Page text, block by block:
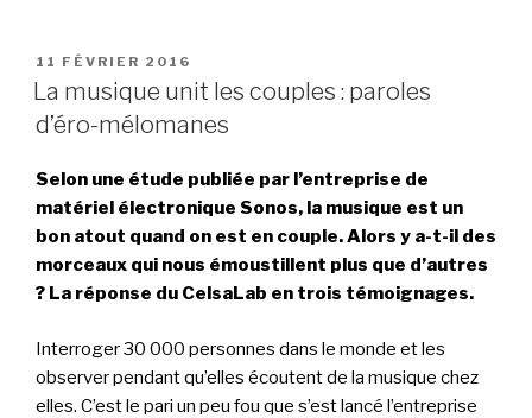
PUBLIÉ
LE
11 FÉVRIER 2016
La musique unit les couples : paroles
d’éro-mélomanes
Selon une étude publiée par l’entreprise de
matériel électronique Sonos, la musique est un
bon atout quand on est en couple. Alors y a-t-il des
morceaux qui nous émoustillent plus que d’autres
? La réponse du CelsaLab en trois témoignages.
Interroger 30 000 personnes dans le monde et les
observer pendant qu’elles écoutent de la musique chez
elles. C’est le pari un peu fou que s’est lancé l’entreprise